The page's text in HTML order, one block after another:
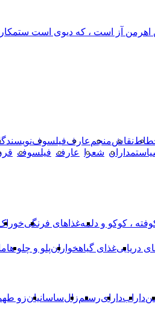
اهرمن آز است ، که دیوی است
نقاشمنجم عارففیلسوف
شعرا عارف فیلسوف
، کوکو و دلمهغذاهای فرنگی
دریاییغذای گیاهخوارانپلو و چلو ها
دارابدارایرستمزالساسانیانزو